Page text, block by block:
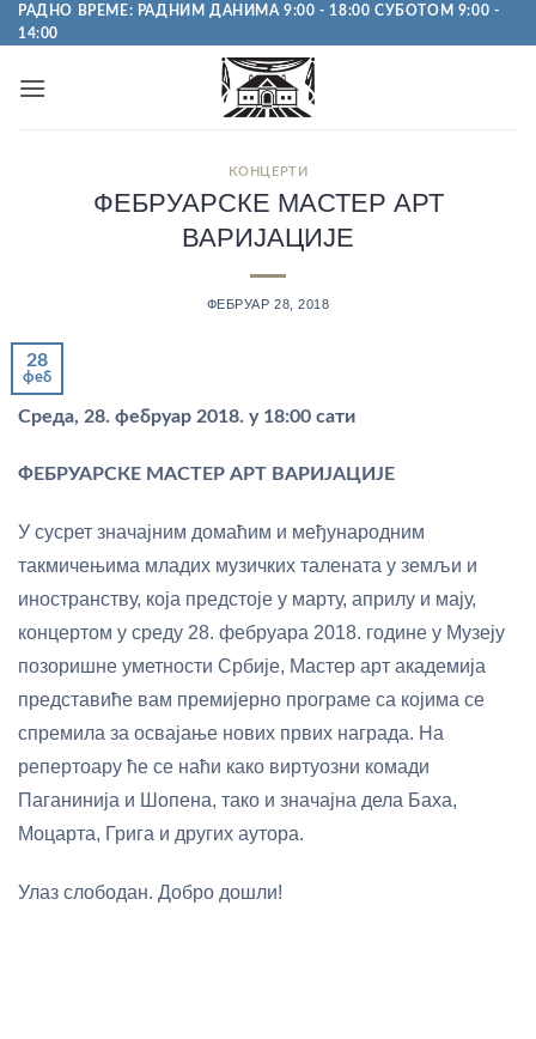
Пређи
на
РАДНО ВРЕМЕ: РАДНИМ ДАНИМА 9:00 - 18:00 СУБОТОМ 9:00 -
14:00
КОНЦЕРТИ
ФЕБРУАРСКЕ МАСТЕР АРТ
ВАРИЈАЦИЈЕ
ФЕБРУАР 28, 2018
28
феб
Среда, 28. фебруар 2018. у 18:00 сати
ФЕБРУАРСКЕ МАСТЕР АРТ ВАРИЈАЦИЈЕ
У сусрет значајним домаћим и међународним
такмичењима младих музичких талената у земљи и
иностранству, која предстоје у марту, априлу и мају,
концертом у среду 28. фебруара 2018. године у Музеју
позоришне уметности Србије, Мастер арт академија
представиће вам премијерно програме са којима се
спремила за освајање нових првих награда. На
репертоару ће се наћи како виртуозни комади
Паганинија и Шопена, тако и значајна дела Баха,
Моцарта, Грига и других аутора.
Улаз слободан. Добро дошли!